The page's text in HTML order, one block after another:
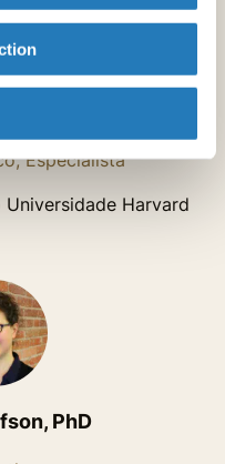
Especialista
Universidade Harvard
PhD